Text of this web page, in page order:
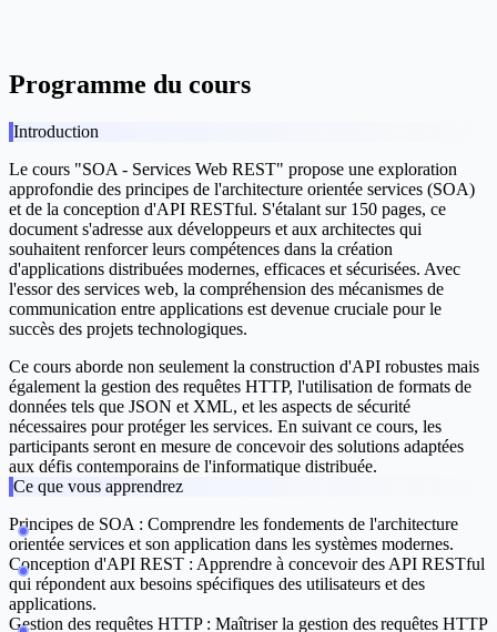
Programme du cours
Introduction
Le cours "SOA - Services Web REST" propose une exploration
approfondie des principes de l'architecture orientée services (SOA)
et de la conception d'API RESTful. S'étalant sur 150 pages, ce
document s'adresse aux développeurs et aux architectes qui
souhaitent renforcer leurs compétences dans la création
d'applications distribuées modernes, efficaces et sécurisées. Avec
l'essor des services web, la compréhension des mécanismes de
communication entre applications est devenue cruciale pour le
succès des projets technologiques.
Ce cours aborde non seulement la construction d'API robustes mais
également la gestion des requêtes HTTP, l'utilisation de formats de
données tels que JSON et XML, et les aspects de sécurité
nécessaires pour protéger les services. En suivant ce cours, les
participants seront en mesure de concevoir des solutions adaptées
aux défis contemporains de l'informatique distribuée.
Ce que vous apprendrez
Principes de SOA : Comprendre les fondements de l'architecture
orientée services et son application dans les systèmes modernes.
Conception d'API REST : Apprendre à concevoir des API RESTful
qui répondent aux besoins spécifiques des utilisateurs et des
applications.
Gestion des requêtes HTTP : Maîtriser la gestion des requêtes HTTP